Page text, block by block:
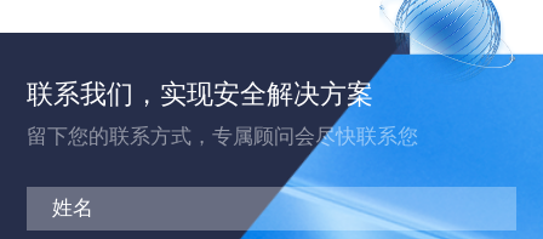
联系我们，实现安全解决方案
留下您的联系方式，专属顾问会尽快联系您